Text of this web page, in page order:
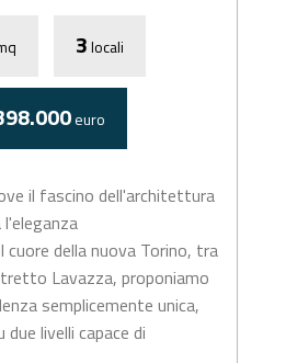
3locali
euro
il fascino dell'architettura
cuore della nuova Torino, tra
Lavazza, proponiamo
semplicemente unica,
livelli capace di